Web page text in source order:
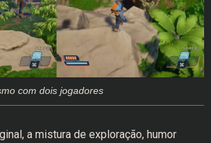
com dois jogadores
a mistura de exploração, humor